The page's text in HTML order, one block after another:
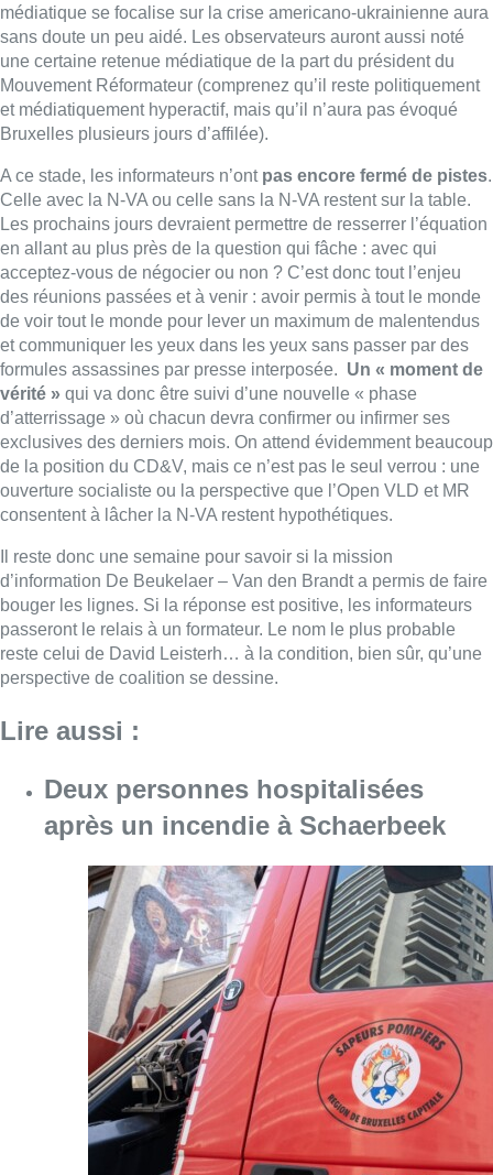
médiatique se focalise sur la crise americano-ukrainienne aura
sans doute un peu aidé. Les observateurs auront aussi noté
une certaine retenue médiatique de la part du président du
Mouvement Réformateur (comprenez qu’il reste politiquement
et médiatiquement hyperactif, mais qu’il n’aura pas évoqué
Bruxelles plusieurs jours d’affilée).
A ce stade, les informateurs n’ont pas encore fermé de pistes.
Celle avec la N-VA ou celle sans la N-VA restent sur la table.
Les prochains jours devraient permettre de resserrer l’équation
en allant au plus près de la question qui fâche : avec qui
acceptez-vous de négocier ou non ? C’est donc tout l’enjeu
des réunions passées et à venir : avoir permis à tout le monde
de voir tout le monde pour lever un maximum de malentendus
et communiquer les yeux dans les yeux sans passer par des
formules assassines par presse interposée. Un « moment de
vérité » qui va donc être suivi d’une nouvelle « phase
d’atterrissage » où chacun devra confirmer ou infirmer ses
exclusives des derniers mois. On attend évidemment beaucoup
de la position du CD&V, mais ce n’est pas le seul verrou : une
ouverture socialiste ou la perspective que l’Open VLD et MR
consentent à lâcher la N-VA restent hypothétiques.
Il reste donc une semaine pour savoir si la mission
d’information De Beukelaer – Van den Brandt a permis de faire
bouger les lignes. Si la réponse est positive, les informateurs
passeront le relais à un formateur. Le nom le plus probable
reste celui de David Leisterh… à la condition, bien sûr, qu’une
perspective de coalition se dessine.
Lire aussi :
Deux personnes hospitalisées
après un incendie à Schaerbeek